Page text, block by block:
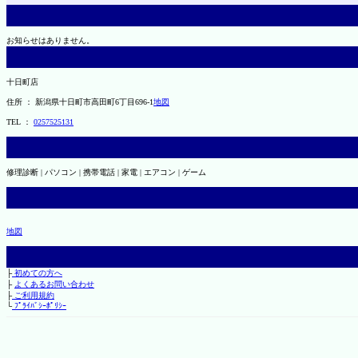
お知らせはありません。
十日町店
住所 ： 新潟県十日町市高田町6丁目696-1地図
TEL ： 0257525131
修理診断 | パソコン | 携帯電話 | 家電 | エアコン | ゲーム
地図
├初めての方へ
├ よくあるお問い合わせ
├ご利用規約
└ﾌﾟﾗｲﾊﾞｼｰﾎﾟﾘｼｰ